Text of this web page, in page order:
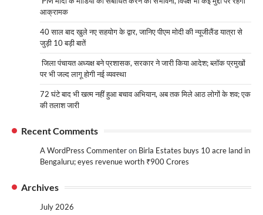
आक्रामक
40 साल बाद खुले नए सहयोग के द्वार, जानिए पीएम मोदी की न्यूजीलैंड यात्रा से
जुड़ी 10 बड़ी बातें
जिला पंचायत अध्यक्ष बने प्रशासक, सरकार ने जारी किया आदेश; ब्लॉक प्रमुखों
पर भी जल्द लागू होगी नई व्यवस्था
72 घंटे बाद भी खत्म नहीं हुआ बचाव अभियान, अब तक मिले आठ लोगों के शव; एक
की तलाश जारी
Recent Comments
A WordPress Commenteron Birla Estates buys 10 acre land in
Bengaluru; eyes revenue worth ₹900 Crores
Archives
July 2026